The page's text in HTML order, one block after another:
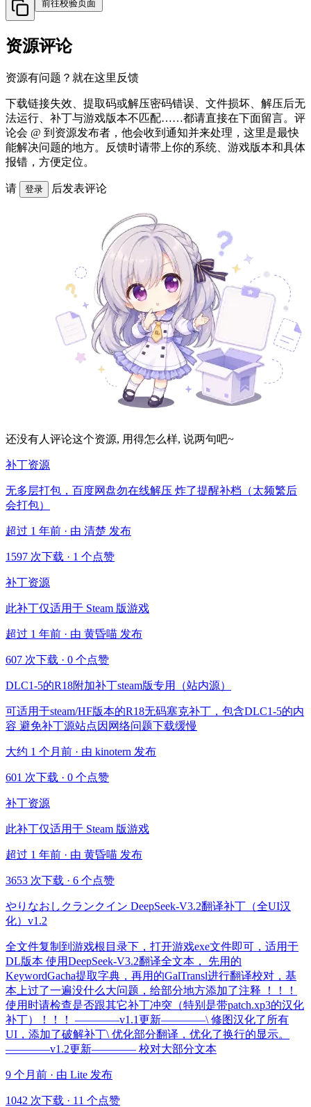
前往校验页面
资源评论
资源有问题？就在这里反馈
下载链接失效、提取码或解压密码错误、文件损坏、解压后无
法运行、补丁与游戏版本不匹配……都请直接在下面留言。评
论会 @ 到资源发布者，他会收到通知并来处理，这里是最快
能解决问题的地方。反馈时请带上你的系统、游戏版本和具体
报错，方便定位。
请 登录 后发表评论
还没有人评论这个资源, 用得怎么样, 说两句吧~
补丁资源
无多层打包，百度网盘勿在线解压 炸了提醒补档（太频繁后
会打包）
超过 1 年前 · 由 清楚 发布
1597 次下载 · 1 个点赞
补丁资源
此补丁仅适用于 Steam 版游戏
超过 1 年前 · 由 黄昏喵 发布
607 次下载 · 0 个点赞
DLC1-5的R18附加补丁steam版专用（站内源）
可适用于steam/HF版本的R18无码塞克补丁，包含DLC1-5的内
容 避免补丁源站点因网络问题下载缓慢
大约 1 个月前 · 由 kinotern 发布
601 次下载 · 0 个点赞
补丁资源
此补丁仅适用于 Steam 版游戏
超过 1 年前 · 由 黄昏喵 发布
3653 次下载 · 6 个点赞
やりなおしクランクイン DeepSeek-V3.2翻译补丁（全UI汉
化）v1.2
全文件复制到游戏根目录下，打开游戏exe文件即可，适用于
DL版本 使用DeepSeek-V3.2翻译全文本， 先用的
KeywordGacha提取字典，再用的GalTransl进行翻译校对，基
本上过了一遍没什么大问题，给部分地方添加了注释 ！！！
使用时请检查是否跟其它补丁冲突（特别是带patch.xp3的汉化
补丁）！！！ ————v1.1更新————\ 修图汉化了所有
UI，添加了破解补丁\ 优化部分翻译，优化了换行的显示。
————v1.2更新———— 校对大部分文本
9 个月前 · 由 Lite 发布
1042 次下载 · 11 个点赞